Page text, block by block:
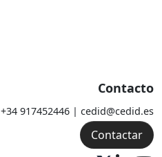
Contacto
+34 917452446 | cedid@cedid.es
Contactar